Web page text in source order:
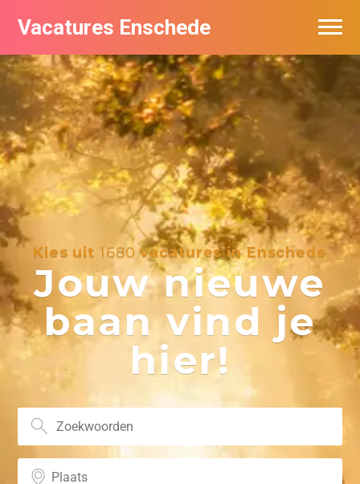
Vacatures Enschede
Kies uit 1680vacatures in Enschede
Jouw nieuwe
baan vind je
hier!
Vacatures per bedrijf
De populairste vacatures in Enschede
Nieuwsbrief feed